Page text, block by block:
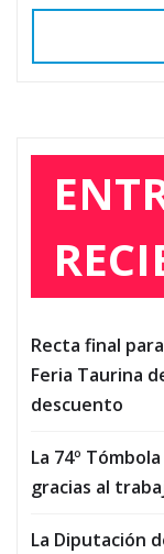
Recta final
Feria Taurina
descuento
La 74º
gracias al
La Diputación